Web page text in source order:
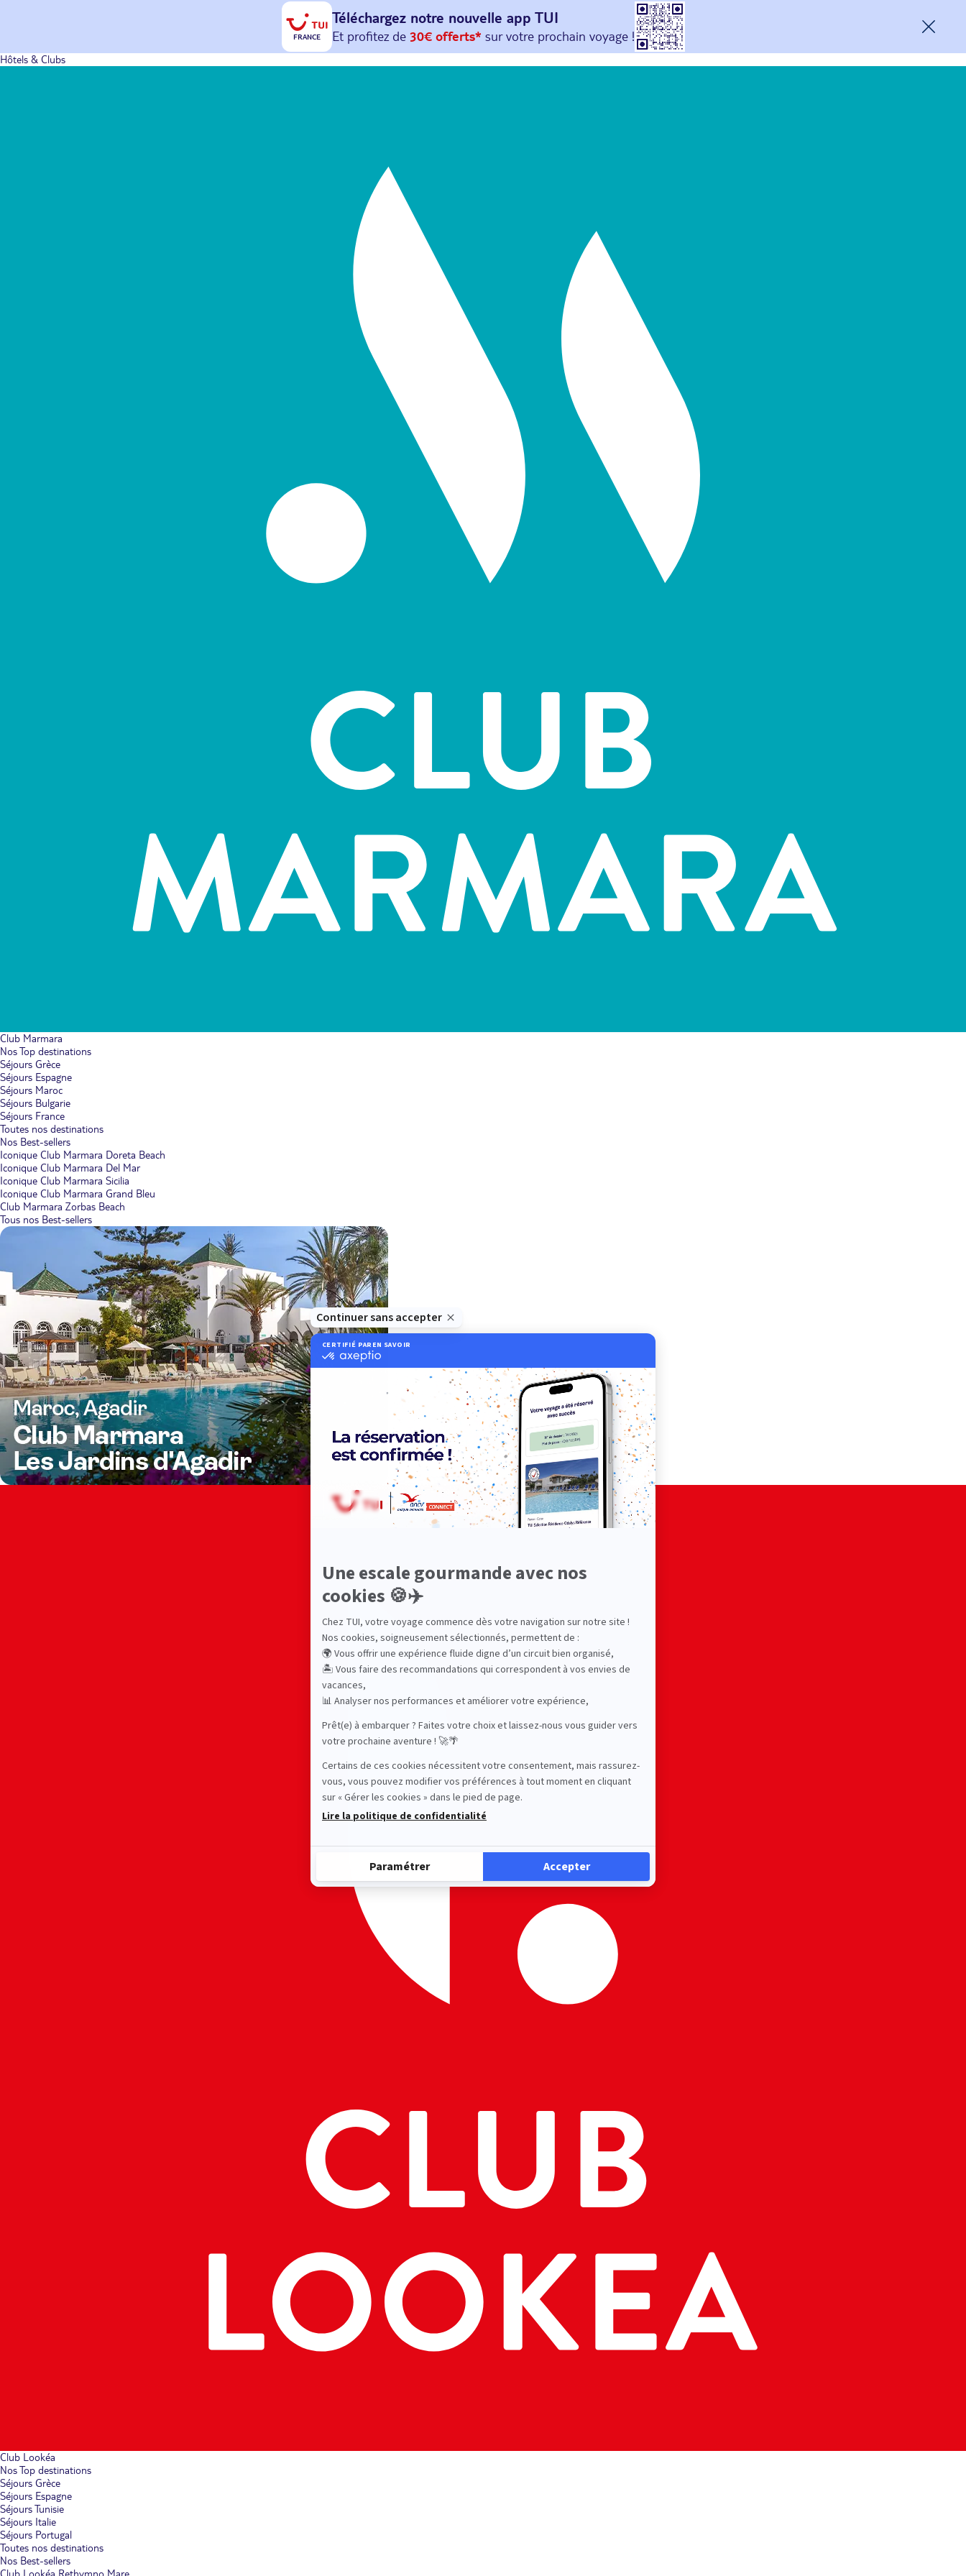
FRANCE
Téléchargez notre nouvelle app TUI
Et profitez de 30€ offerts*sur votreprochain
avec le code : HAPPYAPP
Hôtels & Clubs
Club Marmara
Nos Top destinations
Séjours Grèce
Séjours Espagne
Séjours Maroc
Séjours Bulgarie
Séjours France
Toutes nos destinations
Nos Best-sellers
Iconique Club Marmara Doreta Beach
Iconique Club Marmara Del Mar
Iconique Club Marmara Sicilia
Iconique Club Marmara Grand Bleu
Club Marmara Zorbas Beach
Tous nos Best-sellers
Club Lookéa
Nos Top destinations
Séjours Grèce
Séjours Espagne
Séjours Tunisie
Séjours Italie
Séjours Portugal
Toutes nos destinations
Nos Best-sellers